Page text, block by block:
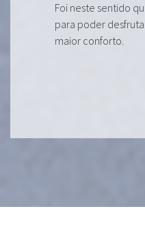
Foi neste sentido
para poder
maior conforto.